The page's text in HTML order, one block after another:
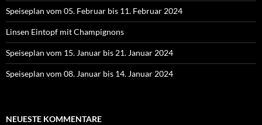
Speiseplan vom 05. Februar bis 11. Februar 2024
Linsen Eintopf mit Champignons
Speiseplan vom 15. Januar bis 21. Januar 2024
Speiseplan vom 08. Januar bis 14. Januar 2024
NEUESTE KOMMENTARE